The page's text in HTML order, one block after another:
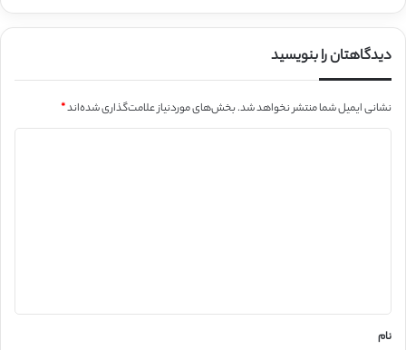
دیدگاهتان را بنویسید
نشانی ایمیل شما منتشر نخواهد شد.بخش‌های موردنیاز علامت‌گذاری شده‌اند*
نام